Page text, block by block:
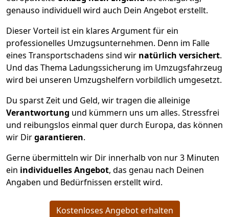
genauso individuell wird auch Dein Angebot erstellt.
Dieser Vorteil ist ein klares Argument für ein
professionelles Umzugsunternehmen. Denn im Falle
eines Transportschadens sind wir natürlich versichert.
Und das Thema Ladungssicherung im Umzugsfahrzeug
wird bei unseren Umzugshelfern vorbildlich umgesetzt.
Du sparst Zeit und Geld, wir tragen die alleinige
Verantwortung und kümmern uns um alles. Stressfrei
und reibungslos einmal quer durch Europa, das können
wir Dirgarantieren.
Gerne übermitteln wir Dir innerhalb von nur3 Minuten
ein individuelles Angebot, das genau nach Deinen
Angaben und Bedürfnissen erstellt wird.
Kostenloses Angebot erhalten